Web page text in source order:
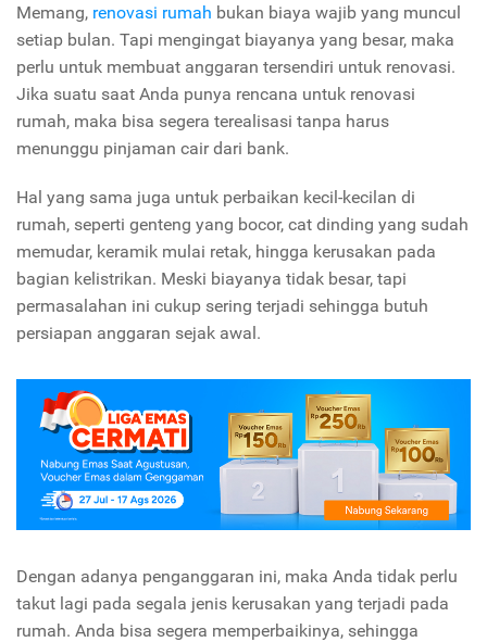
Memang, renovasi rumah bukan biaya wajib yang muncul
setiap bulan. Tapi mengingat biayanya yang besar, maka
perlu untuk membuat anggaran tersendiri untuk renovasi.
Jika suatu saat Anda punya rencana untuk renovasi
rumah, maka bisa segera terealisasi tanpa harus
menunggu pinjaman cair dari bank.
Hal yang sama juga untuk perbaikan kecil-kecilan di
rumah, seperti genteng yang bocor, cat dinding yang sudah
memudar, keramik mulai retak, hingga kerusakan pada
bagian kelistrikan. Meski biayanya tidak besar, tapi
permasalahan ini cukup sering terjadi sehingga butuh
persiapan anggaran sejak awal.
Dengan adanya penganggaran ini, maka Anda tidak perlu
takut lagi pada segala jenis kerusakan yang terjadi pada
rumah. Anda bisa segera memperbaikinya, sehingga